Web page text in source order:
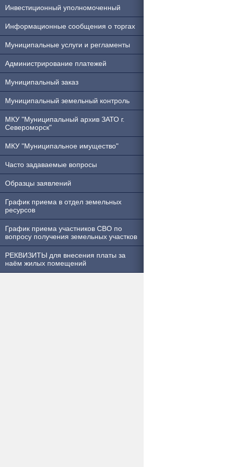
Инвестиционный уполномоченный
Информационные сообщения о торгах
Муниципальные услуги и регламенты
Администрирование платежей
Муниципальный заказ
Муниципальный земельный контроль
МКУ "Муниципальный архив ЗАТО г.
Североморск"
МКУ "Муниципальное имущество"
Часто задаваемые вопросы
Образцы заявлений
График приема в отдел земельных
ресурсов
График приема участников СВО по
вопросу получения земельных участков
РЕКВИЗИТЫ для внесения платы за
наём жилых помещений